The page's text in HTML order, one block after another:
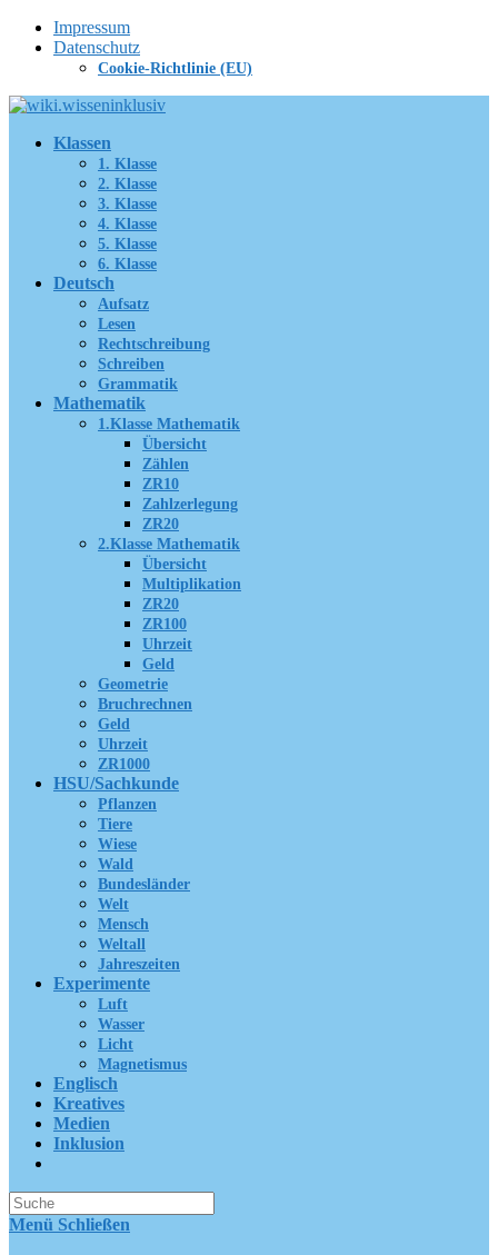
Zum
Inhalt
Impressum
Datenschutz
Cookie-Richtlinie (EU)
Klassen
1. Klasse
2. Klasse
3. Klasse
4. Klasse
5. Klasse
6. Klasse
Deutsch
Aufsatz
Lesen
Rechtschreibung
Schreiben
Grammatik
Mathematik
1.Klasse Mathematik
Übersicht
Zählen
ZR10
Zahlzerlegung
ZR20
2.Klasse Mathematik
Übersicht
Multiplikation
ZR20
ZR100
Uhrzeit
Geld
Geometrie
Bruchrechnen
Geld
Uhrzeit
ZR1000
HSU/Sachkunde
Pflanzen
Tiere
Wiese
Wald
Bundesländer
Welt
Mensch
Weltall
Jahreszeiten
Experimente
Luft
Wasser
Licht
Magnetismus
Englisch
Kreatives
Medien
Inklusion
Suche
nach:
Menü Schließen